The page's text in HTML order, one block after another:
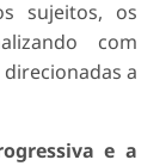
sujeitos, os
com
a
e a